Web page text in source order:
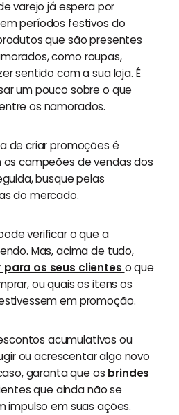
varejo já espera por
períodos festivos do
que são presentes
como roupas,
sentido com a sua loja. É
um pouco sobre o que
os namorados.
de criar promoções é
campeões de vendas dos
busque pelas
do mercado.
verificar o que a
Mas, acima de tudo,
os seus clientes o que
ou quais os itens os
em promoção.
acumulativos ou
ou acrescentar algo novo
garanta que os brindes
que ainda não se
impulso em suas ações.